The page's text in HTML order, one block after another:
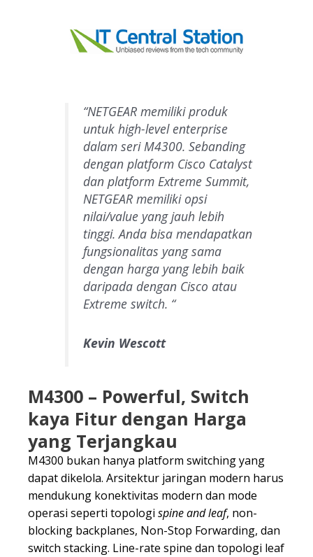
“NETGEAR memiliki produk
untuk high-level enterprise
dalam seri M4300. Sebanding
dengan platform Cisco Catalyst
dan platform Extreme Summit,
NETGEAR memiliki opsi
nilai/value yang jauh lebih
tinggi. Anda bisa mendapatkan
fungsionalitas yang sama
dengan harga yang lebih baik
daripada dengan Cisco atau
Extreme switch. “
Kevin Wescott
M4300 – Powerful, Switch
kaya Fitur dengan Harga
yang Terjangkau
M4300 bukan hanya platform switching yang
dapat dikelola. Arsitektur jaringan modern harus
mendukung konektivitas modern dan mode
operasi seperti topologi spine and leaf, non-
blocking backplanes, Non-Stop Forwarding, dan
switch stacking. Line-rate spine dan topologi leaf